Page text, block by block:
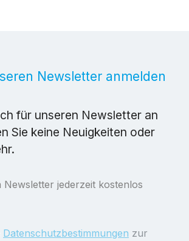
Newsletter anmelden
für unseren Newsletter an
Sie keine Neuigkeiten oder
Newsletter jederzeit kostenlos
Datenschutzbestimmungen zur